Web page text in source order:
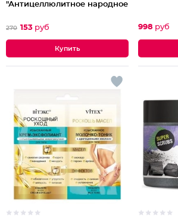
"Антицеллюлитное народное
270 153 руб 998 руб